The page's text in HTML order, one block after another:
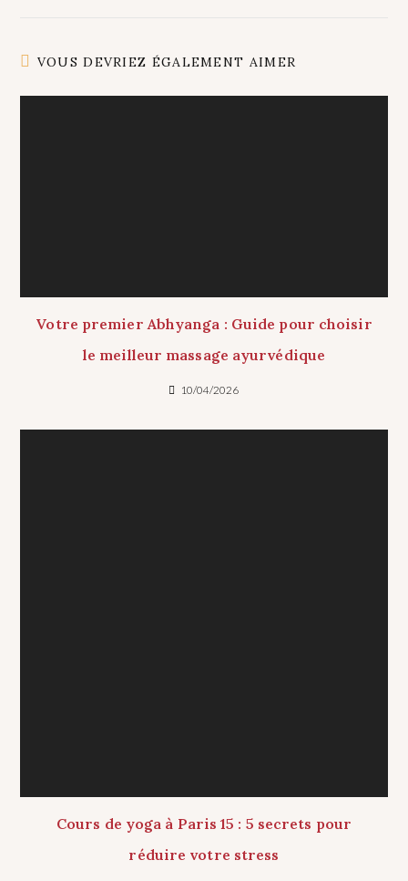
VOUS DEVRIEZ ÉGALEMENT AIMER
Votre premier Abhyanga : Guide pour choisir
le meilleur massage ayurvédique
10/04/2026
Cours de yoga à Paris 15 : 5 secrets pour
réduire votre stress